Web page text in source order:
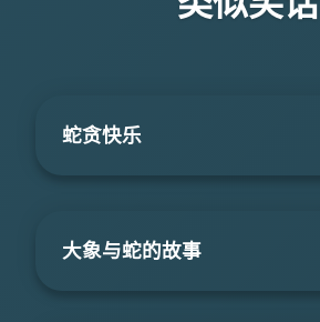
蛇贪快乐
大象与蛇的故事